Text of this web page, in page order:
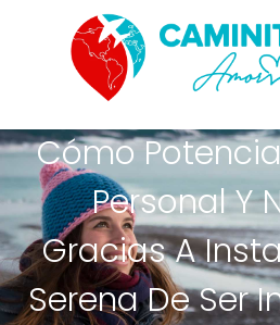
Cómo
Personal Y
Gracias A
Serena De Ser